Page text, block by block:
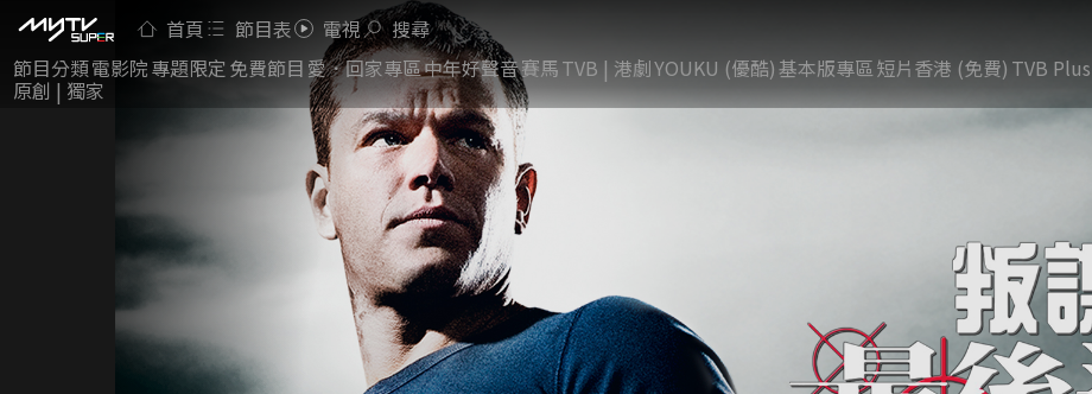
首頁 節目表 電視 搜尋
節目分類電影院專題限定 免費節目 愛．回家專區中年好聲音賽馬TVB | 港劇YOUKU (優酷)基本版專區短片香港 (免費) TVB Plus
原創 | 獨家